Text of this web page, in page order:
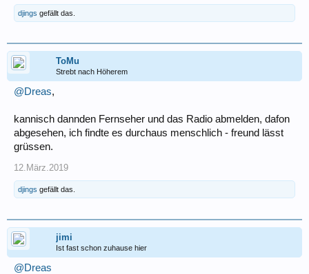
djings gefällt das.
ToMu
Strebt nach Höherem
@Dreas,
kannisch dannden Fernseher und das Radio abmelden, dafon
abgesehen, ich findte es durchaus menschlich - freund lässt
grüssen.
12.März.2019
djings gefällt das.
jimi
Ist fast schon zuhause hier
@Dreas